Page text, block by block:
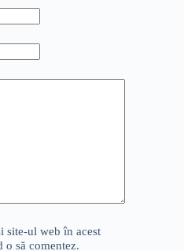
site-ul web în acest
o să comentez.